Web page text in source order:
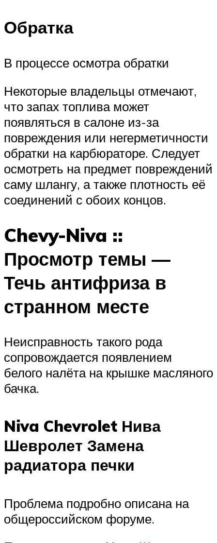
Обратка
В процессе осмотра обратки
Некоторые владельцы отмечают,
что запах топлива может
появляться в салоне из-за
повреждения или негерметичности
обратки на карбюраторе. Следует
осмотреть на предмет повреждений
саму шлангу, а также плотность её
соединений с обоих концов.
Chevy-Niva ::
Просмотр темы —
Течь антифриза в
странном месте
Неисправность такого рода
сопровождается появлением
белого налёта на крышке масляного
бачка.
Niva Chevrolet Нива
Шевролет Замена
радиатора печки
Проблема подробно описана на
общероссийском форуме.